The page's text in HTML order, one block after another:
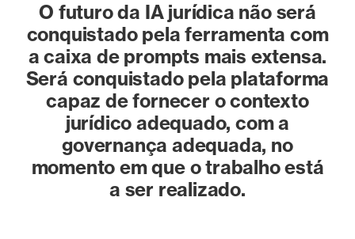
O futuro da IA jurídica não será
conquistado pela ferramenta com
a caixa de prompts mais extensa.
Será conquistado pela plataforma
capaz de fornecer o contexto
jurídico adequado, com a
governança adequada, no
momento em que o trabalho está
a ser realizado.